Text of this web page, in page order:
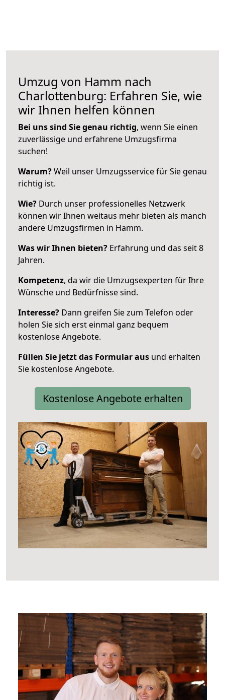
Umzug von Hamm nach
Charlottenburg: Erfahren Sie, wie
wir Ihnen helfen können
Bei uns sind Sie genau richtig, wenn Sie einen
zuverlässige und erfahrene Umzugsfirma
suchen!
Warum?Weil unser Umzugsservice für Sie genau
richtig ist.
Wie? Durch unser professionelles Netzwerk
können wir Ihnen weitaus mehr bieten als manch
andere Umzugsfirmen in Hamm.
Was wir Ihnen bieten? Erfahrung und das seit 8
Jahren.
Kompetenz, da wir die Umzugsexperten für Ihre
Wünsche und Bedürfnisse sind.
Interesse? Dann greifen Sie zum Telefon oder
holen Sie sich erst einmal ganz bequem
kostenlose Angebote.
Füllen Sie jetzt das Formular aus und erhalten
Sie kostenlose Angebote.
Kostenlose Angebote erhalten